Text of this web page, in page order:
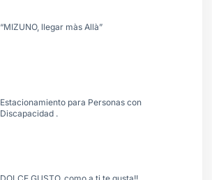
“MIZUNO, llegar màs Allà”
Estacionamiento para Personas con
Discapacidad .